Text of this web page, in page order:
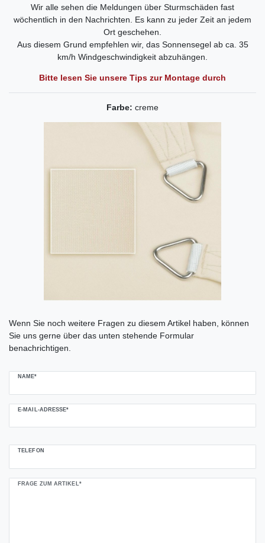
Wir alle sehen die Meldungen über Sturmschäden fast
wöchentlich in den Nachrichten. Es kann zu jeder Zeit an jedem
Ort geschehen.
Aus diesem Grund empfehlen wir, das Sonnensegel ab ca. 35
km/h Windgeschwindigkeit abzuhängen.
Bitte lesen Sie unsere Tips zur Montage durch
Farbe: creme
Wenn Sie noch weitere Fragen zu diesem Artikel haben, können
Sie uns gerne über das unten stehende Formular
benachrichtigen.
NAME*
E-MAIL-ADRESSE*
TELEFON
FRAGE ZUM ARTIKEL*